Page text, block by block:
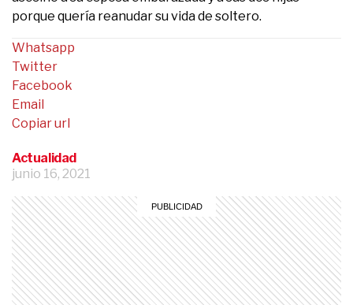
porque quería reanudar su vida de soltero.
Actualidad
junio 16, 2021
Whatsapp
Twitter
Facebook
Email
Copiar url